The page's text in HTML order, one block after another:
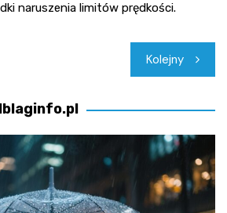
naruszenia limitów prędkości.
Kolejny